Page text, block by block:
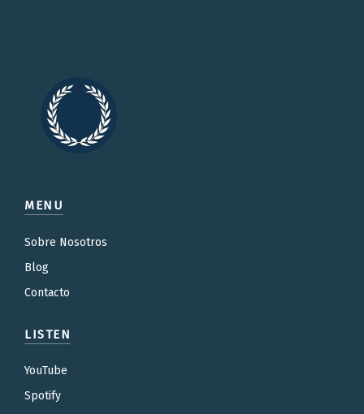
MENU
Sobre Nosotros
Blog
Contacto
LISTEN
YouTube
Spotify